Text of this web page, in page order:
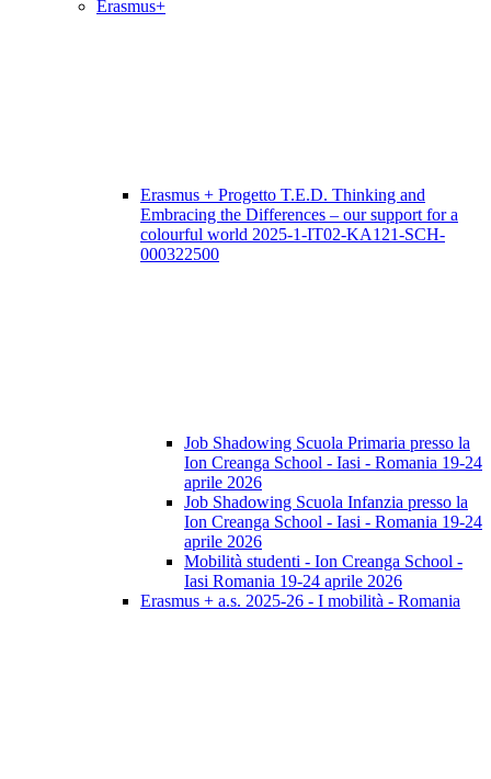
Erasmus+
Erasmus + Progetto T.E.D. Thinking and
Embracing the Differences – our support for a
colourful world 2025-1-IT02-KA121-SCH-
000322500
Job Shadowing Scuola Primaria presso la
Ion Creanga School - Iasi - Romania 19-24
aprile 2026
Job Shadowing Scuola Infanzia presso la
Ion Creanga School - Iasi - Romania 19-24
aprile 2026
Mobilità studenti - Ion Creanga School -
Iasi Romania 19-24 aprile 2026
Erasmus + a.s. 2025-26 - I mobilità - Romania